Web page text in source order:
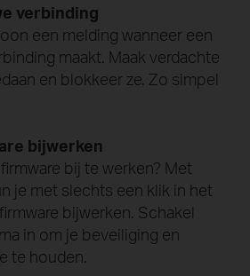
verbinding
een melding wanneer een
maakt. Maak verdachte
en blokkeer ze. Zo simpel
bijwerken
bij te werken? Met
je met slechts een klik in het
bijwerken. Schakel
in om je beveiliging en
te houden.